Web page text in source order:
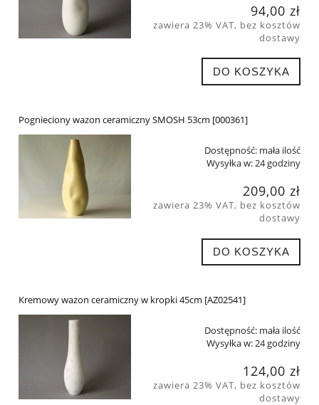
94,00 zł
zawiera 23% VAT, bez kosztów
dostawy
DO KOSZYKA
Pognieciony wazon ceramiczny SMOSH 53cm [000361]
Dostępność: mała ilość
Wysyłka w: 24 godziny
209,00 zł
zawiera 23% VAT, bez kosztów
dostawy
DO KOSZYKA
Kremowy wazon ceramiczny w kropki 45cm [AZ02541]
Dostępność: mała ilość
Wysyłka w:24 godziny
124,00 zł
zawiera 23% VAT, bez kosztów
dostawy